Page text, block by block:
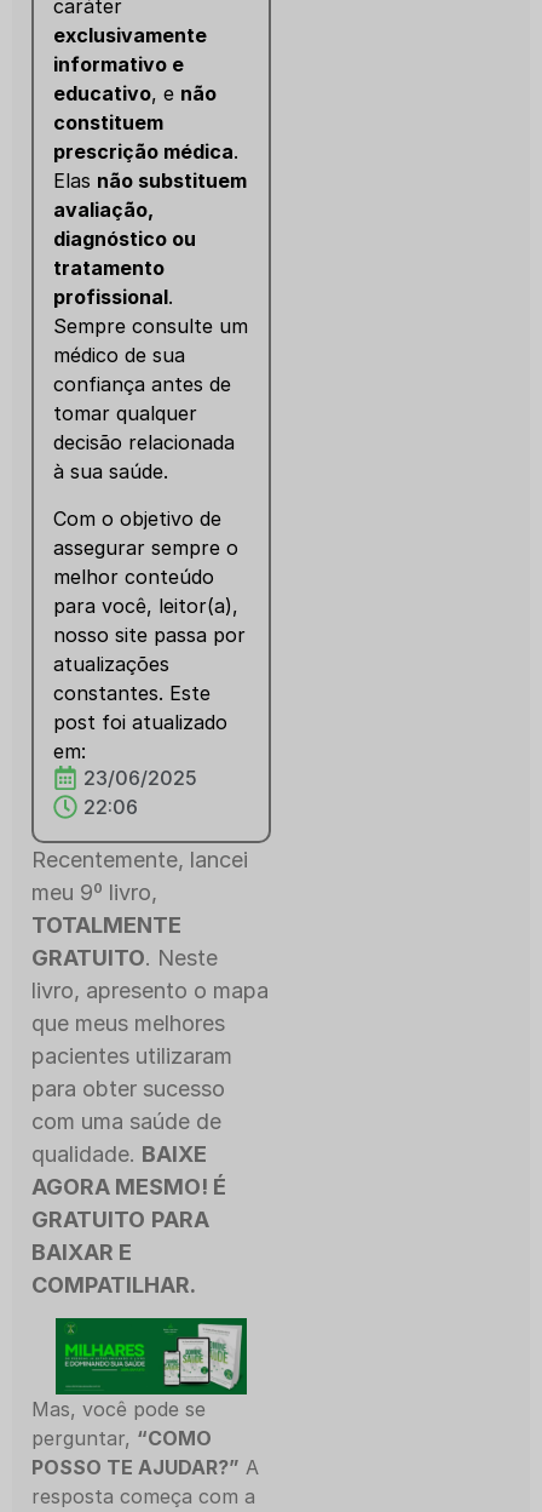
caráter
exclusivamente
informativo e
educativo, e não
constituem
prescrição médica.
Elas não substituem
avaliação,
diagnóstico ou
tratamento
profissional.
Sempre consulte um
médico de sua
confiança antes de
tomar qualquer
decisão relacionada
à sua saúde.
Com o objetivo de
assegurar sempre o
melhor conteúdo
para você, leitor(a),
nosso site passa por
atualizações
constantes. Este
post foi atualizado
em:
23/06/2025
22:06
Recentemente, lancei
meu 9º livro,
TOTALMENTE
GRATUITO. Neste
livro, apresento o mapa
que meus melhores
pacientes utilizaram
para obter sucesso
com uma saúde de
qualidade. BAIXE
AGORA MESMO! É
GRATUITO PARA
BAIXAR E
COMPATILHAR.
Mas, você pode se
perguntar, “COMO
POSSO TE AJUDAR?” A
resposta começa com a